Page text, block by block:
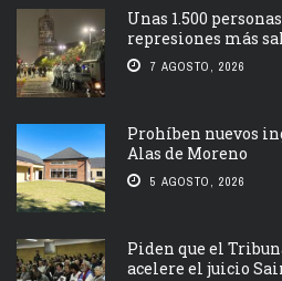
Unas 1.500
represiones más
7 AGOSTO, 2026
Prohíben nuevos
Alas de Moreno
5 AGOSTO, 2026
Piden que el
acelere el juicio